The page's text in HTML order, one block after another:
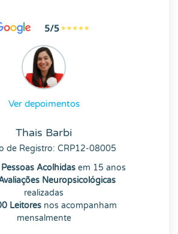
Ver depoimentos
Thais Barbi
de Registro: CRP12-08005
Acolhidas em 15 anos
Neuropsicológicas
realizadas
Leitores nos acompanham
mensalmente